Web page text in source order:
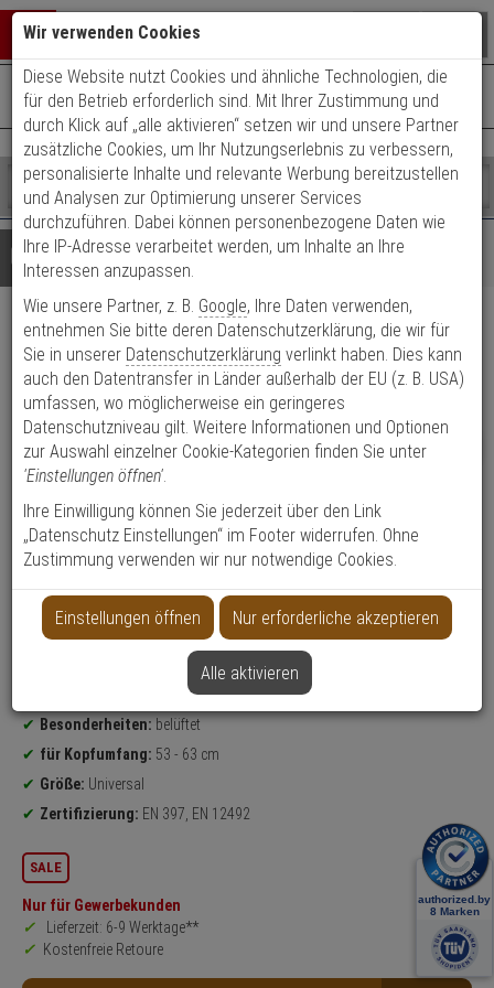
Warenkorb schließen
0 ARTIKEL IM WARENKORB
Ihr Warenkorb ist momentan leer.
Ergebnisse ()
Fertig
Shop
durchsuchen
Bitte
geben
Sie
mindestens
Zeichen
ein,
um
Suche
starten.
Es
wurde
noch
Kategorien
Suche
gestartet
+49 (0)821 899 493-0Mo. - Do.: 8:00 - 16:30 | Fr.: 8:00 - 14:00 Uhr
Details Beratung
ABUS Spector Schutzhelm BG-
Set rot/orange
Produktmerkmale
Datenblatt drucken
Weitere Varianten...
Bergsteigerhelm, Maststeigerhelm
Modell / Serie:
Persönliche Schutzausrüstung PSA
Besonderheiten: belüftet
für Kopfumfang: 53 - 63 cm
Größe: Universal
Zertifizierung: EN 397, EN 12492
SALE
Nur für Gewerbekunden
Lieferzeit: 6-9 Werktage**
Kostenfreie Retoure
Wir verwenden Cookies
Diese Website nutzt Cookies und ähnliche Technologien, die
für den Betrieb erforderlich sind. Mit Ihrer Zustimmung und
durch Klick auf „alle aktivieren“ setzen wir und unsere Partner
zusätzliche Cookies, um Ihr Nutzungserlebnis zu verbessern,
personalisierte Inhalte und relevante Werbung bereitzustellen
und Analysen zur Optimierung unserer Services
durchzuführen. Dabei können personenbezogene Daten wie
Ihre IP-Adresse verarbeitet werden, um Inhalte an Ihre
Interessen anzupassen.
Wie unsere Partner, z. B. Google, Ihre Daten verwenden,
entnehmen Sie bitte deren Datenschutzerklärung, die wir für
Sie in unserer Datenschutzerklärung verlinkt haben. Dies kann
auch den Datentransfer in Länder außerhalb der EU (z. B. USA)
umfassen, wo möglicherweise ein geringeres
Datenschutzniveau gilt. Weitere Informationen und Optionen
zur Auswahl einzelner Cookie-Kategorien finden Sie unter
'Einstellungen öffnen'.
Ihre Einwilligung können Sie jederzeit über den Link
„Datenschutz Einstellungen“ im Footer widerrufen. Ohne
Zustimmung verwenden wir nur notwendige Cookies.
Einstellungen öffnen Nur erforderliche akzeptieren
Alle aktivieren